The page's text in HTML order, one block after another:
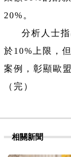
20%。
分析人士
於10%上限，
案例，彰顯歐
（完）
相關新聞